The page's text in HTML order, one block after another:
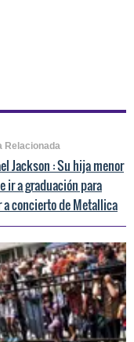
Relacionada
Jackson : Su hija menor
ir a graduación para
concierto de Metallica